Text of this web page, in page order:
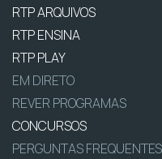
RTP ARQUIVOS
RTP ENSINA
RTP PLAY
EM DIRETO
REVER PROGRAMAS
CONCURSOS
PERGUNTAS FREQUENTES